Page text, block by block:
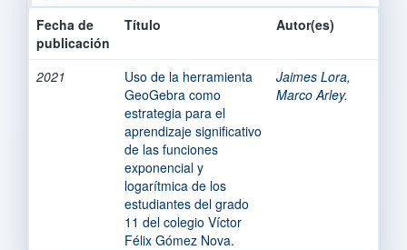
Fecha de
publicación
Título Autor(es)
2021
Uso de la herramienta
GeoGebra como
estrategia para el
aprendizaje significativo
de las funciones
exponencial y
logarítmica de los
estudiantes del grado
11 del colegio Víctor
Félix Gómez Nova.
Jaimes Lora,
Marco Arley.